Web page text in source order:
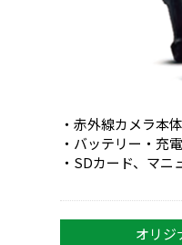
・赤外線カメラ本
・バッテリー・充
・SDカード、マ
オリジ